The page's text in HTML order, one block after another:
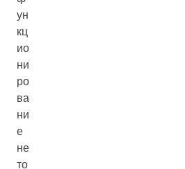
ун
кц
ио
ни
ро
ва
ни
е
не
то